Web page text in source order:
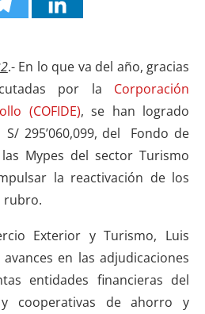
.- En lo que va del año, gracias
por la Corporación
(COFIDE), se han logrado
295’060,099, del Fondo de
Mypes del sector Turismo
la reactivación de los
rubro.
Exterior y Turismo, Luis
en las adjudicaciones
entidades financieras del
cooperativas de ahorro y